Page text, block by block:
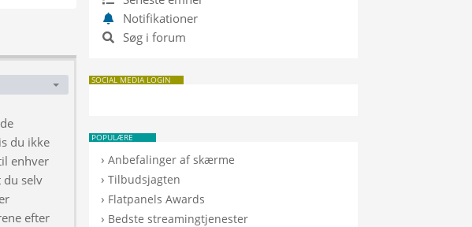
du ikke
enhver
selv
efter
Notifikationer
Søg i forum
SOCIAL MEDIA LOGIN
POPULÆRE
›Anbefalinger af skærme
›Tilbudsjagten
› Flatpanels Awards
› Bedste streamingtjenester